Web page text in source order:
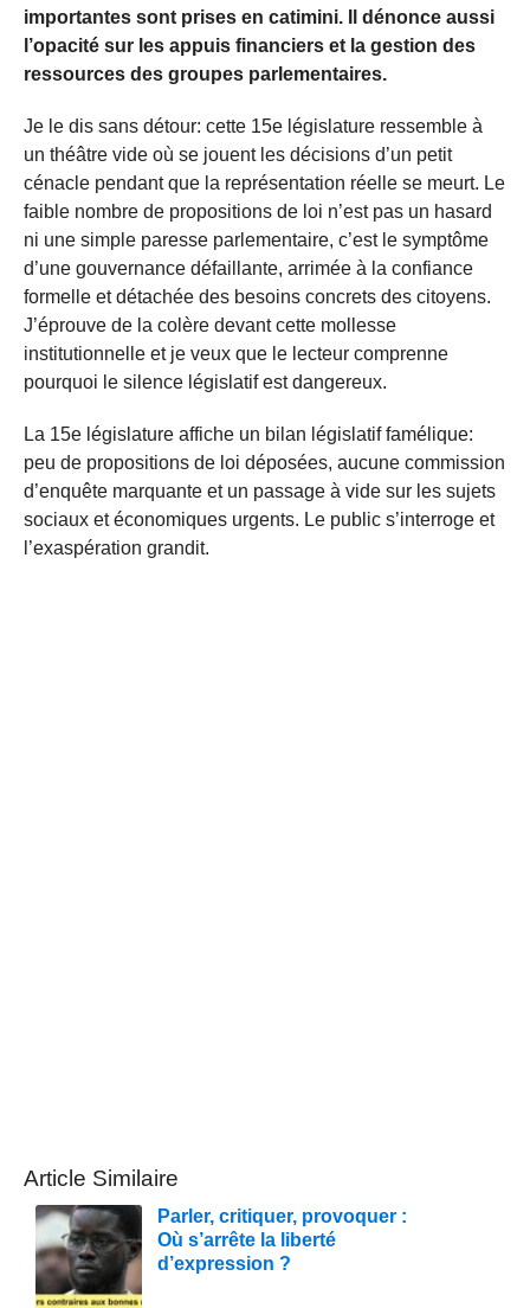
importantes sont prises en catimini. Il dénonce aussi
l’opacité sur les appuis financiers et la gestion des
ressources des groupes parlementaires.
Je le dis sans détour: cette 15e législature ressemble à
un théâtre vide où se jouent les décisions d’un petit
cénacle pendant que la représentation réelle se meurt. Le
faible nombre de propositions de loi n’est pas un hasard
ni une simple paresse parlementaire, c’est le symptôme
d’une gouvernance défaillante, arrimée à la confiance
formelle et détachée des besoins concrets des citoyens.
J’éprouve de la colère devant cette mollesse
institutionnelle et je veux que le lecteur comprenne
pourquoi le silence législatif est dangereux.
La 15e législature affiche un bilan législatif famélique:
peu de propositions de loi déposées, aucune commission
d’enquête marquante et un passage à vide sur les sujets
sociaux et économiques urgents. Le public s’interroge et
l’exaspération grandit.
Article Similaire
Parler, critiquer, provoquer :
Où s’arrête la liberté
d’expression ?